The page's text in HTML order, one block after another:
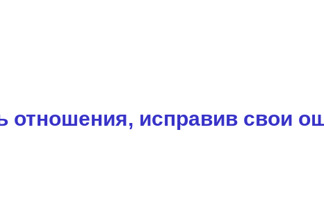
отношения, исправив свои